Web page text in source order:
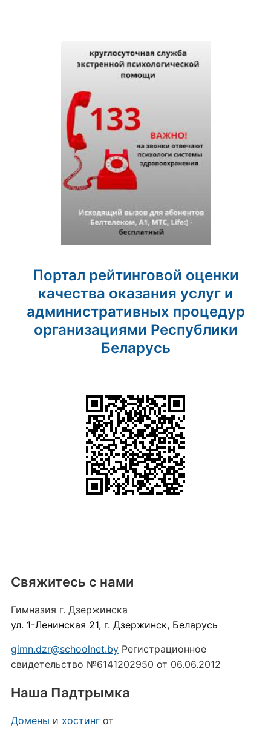
Портал рейтинговой оценки
качества оказания услуг и
административных процедур
организациями Республики
Беларусь
Свяжитесь с нами
Гимназия г. Дзержинска
ул. 1-Ленинская 21, г. Дзержинск, Беларусь
gimn.dzr@schoolnet.byРегистрационное
свидетельство №6141202950 от 06.06.2012
Наша Падтрымка
Домены и хостингот